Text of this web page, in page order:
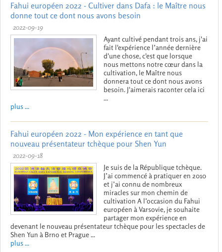
Fahui européen 2022 - Cultiver dans Dafa : le Maître nous
donne tout ce dont nous avons besoin
2022-09-19
Ayant cultivé pendant trois ans, j'ai
fait l'expérience l’année dernière
d'une chose, c'est que lorsque
nous mettons notre cœur dans la
cultivation, le Maître nous
donnera tout ce dont nous avons
besoin. J'aimerais raconter cela ici
...
plus ...
Fahui européen 2022 - Mon expérience en tant que
nouveau présentateur tchèque pour Shen Yun
2022-09-18
Je suis de la République tchèque.
J’ai commencé à pratiquer en 2010
et j’ai connu de nombreux
miracles sur mon chemin de
cultivation A l’occasion du Fahui
européen à Varsovie, je souhaite
partager mon expérience en
devenant le nouveau présentateur tchèque pour les spectacles de
Shen Yun à Brno et Prague ...
plus ...